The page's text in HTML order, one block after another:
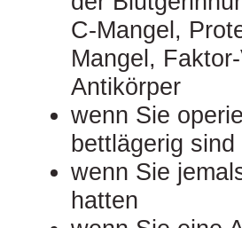
C-Mangel,
Mangel,
Antikörper
wenn Sie
bettlägerig
wenn Sie
hatten